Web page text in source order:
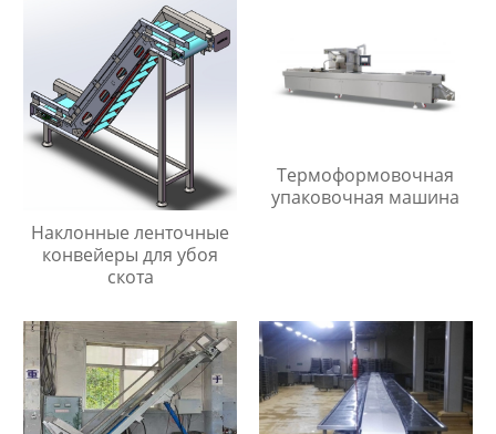
Наклонные ленточные
конвейеры для убоя
скота
Термоформовочная
упаковочная машина